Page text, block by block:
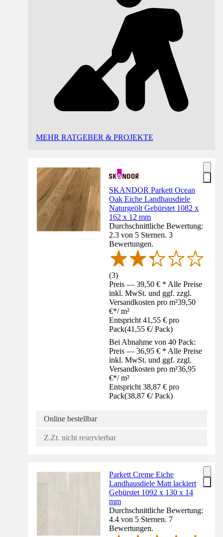
MEHR RATGEBER & PROJEKTE
SKANDOR Parkett Ocean
Oak Eiche Landhausdiele
Naturgeölt Gebürstet 1082 x
162 x 12 mm
Durchschnittliche Bewertung:
2.3 von 5 Sternen. 3
Bewertungen.
(3)
Preis — 39,50 € * Alle Preise
inkl. MwSt. und ggf. zzgl.
Versandkosten pro m²39,50
€*/ m²
Entspricht 41,55 € pro
Pack(41,55 €/ Pack)
Bei Abnahme von 40 Pack:
Preis — 36,95 € * Alle Preise
inkl. MwSt. und ggf. zzgl.
Versandkosten pro m²36,95
€*/ m²
Entspricht 38,87 € pro
Pack(38,87 €/ Pack)
Online bestellbar
Z.Zt. nicht reservierbar
Parkett Creme Eiche
Landhausdiele Matt lackiert
Gebürstet 1092 x 130 x 14
mm
Durchschnittliche Bewertung:
4.4 von 5 Sternen. 7
Bewertungen.